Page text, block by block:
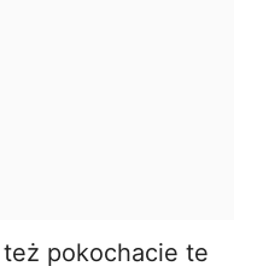
pokochacie te